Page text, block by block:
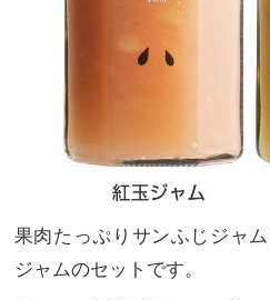
果肉たっぷりサンふじジャ
ジャムのセットです。